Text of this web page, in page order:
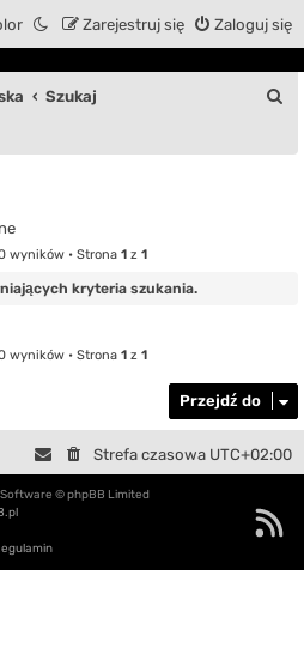
Zaloguj się
Zarejestruj się
Szukaj
wyników • Strona 1z 1
kryteria szukania.
wyników • Strona 1z 1
Przejdź do
Strefa czasowa UTC+02:00
© phpBB Limited